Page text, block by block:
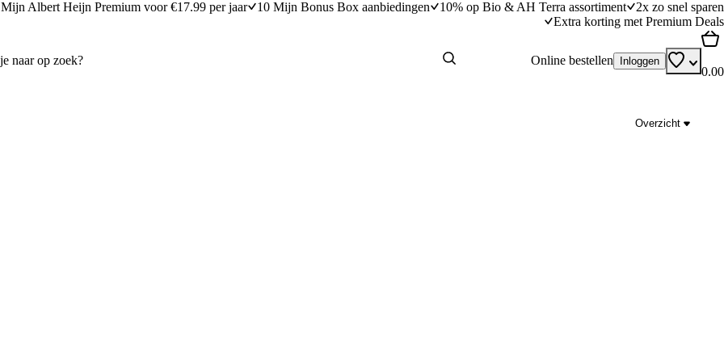
Mijn Albert Heijn Premium voor €17.99 per jaar 10 Mijn Bonus Box aanbiedingen 10% op Bio & AH Terra assortiment
2x zo snel sparen
Extra korting met Premium Deals
Online bestellen Inloggen
0.00
Overzicht